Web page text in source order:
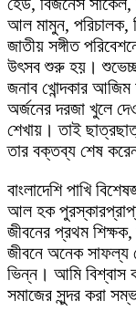
আল মামুন, পরিচালক,
জাতীয় সঙ্গীত
উৎসব শুরু হয়।
জনাব খোন্দকার
অর্জনের দরজা খুলে
শেখায়। তাই
তার বক্তব্য শেষ
বাংলাদেশি পাখি
আল হক পুরস্কারপ্রাপ্ত
জীবনের প্রথম শিক্ষক,
জীবনে অনেক সাফল্য
ভিন্ন। আমি বিশ্বাস
সমাজের সুন্দর করা